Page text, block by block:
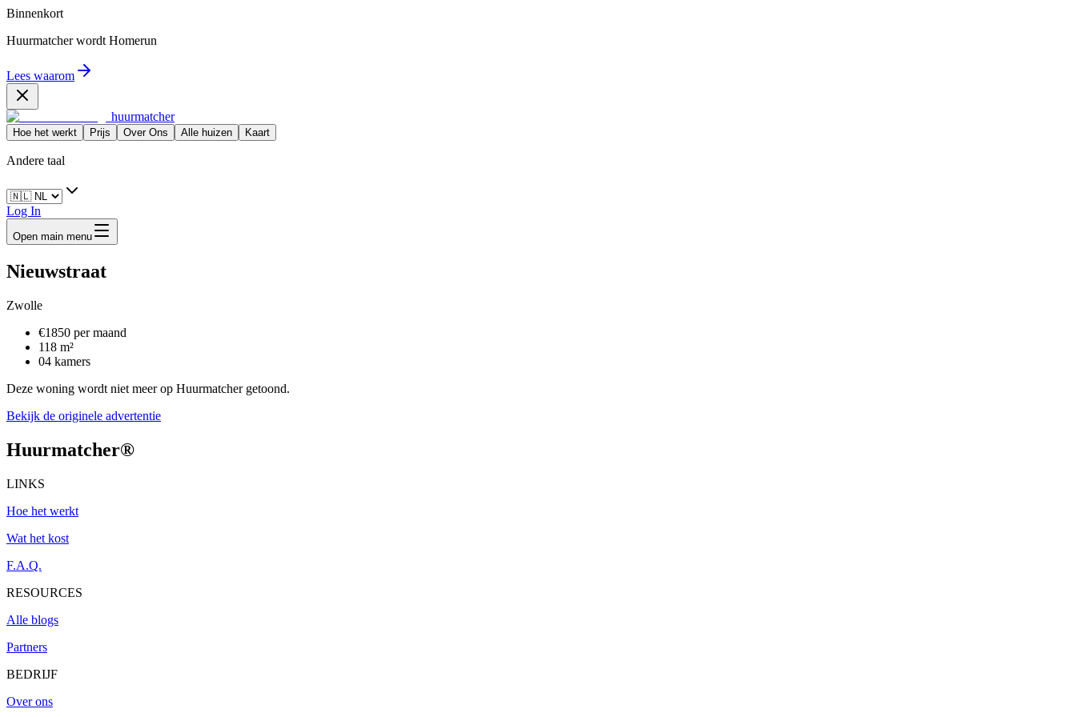
Binnenkort
Huurmatcher wordt Homerun
Lees waarom
huurmatcher
Hoe het werkt Prijs Over Ons Alle huizen Kaart
Andere taal
Log In
Open main menu
Nieuwstraat
Zwolle
€1850 per maand
118 m²
04 kamers
Deze woning wordt niet meer op Huurmatcher getoond.
Bekijk de originele advertentie
Huurmatcher®
LINKS
Hoe het werkt
Wat het kost
F.A.Q.
RESOURCES
Alle blogs
Partners
BEDRIJF
Over ons